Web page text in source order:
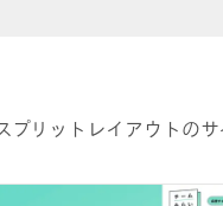
プリットレイアウトの